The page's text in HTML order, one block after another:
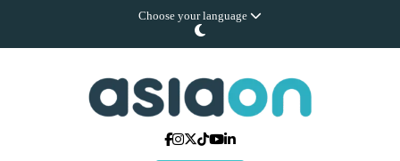
Choose your language